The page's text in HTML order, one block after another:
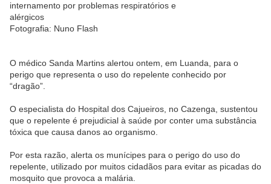
internamento por problemas respiratórios e
alérgicos
Fotografia: Nuno Flash
O médico Sanda Martins alertou ontem, em Luanda, para o
perigo que representa o uso do repelente conhecido por
“dragão”.
O especialista do Hospital dos Cajueiros, no Cazenga, sustentou
que o repelente é prejudicial à saúde por conter uma substância
tóxica que causa danos ao organismo.
Por esta razão, alerta os munícipes para o perigo do uso do
repelente, utilizado por muitos cidadãos para evitar as picadas do
mosquito que provoca a malária.